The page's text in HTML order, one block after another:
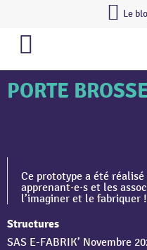
Le
PORTE
Ce prototype a été
apprenant·e·s et les
l’imaginer et le fabriquer !
Structures
SAS E-FABRIK’ Novembre